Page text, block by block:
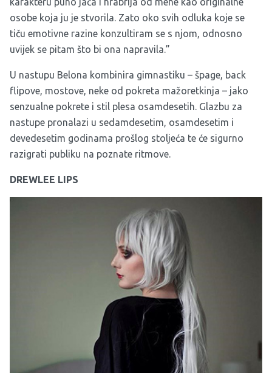
osobe koja ju je stvorila. Zato oko svih odluka koje se
tiču emotivne razine konzultiram se s njom, odnosno
uvijek se pitam što bi ona napravila.”
U nastupu Belona kombinira gimnastiku – špage, back
flipove, mostove, neke od pokreta mažoretkinja – jako
senzualne pokrete i stil plesa osamdesetih. Glazbu za
nastupe pronalazi u sedamdesetim, osamdesetim i
devedesetim godinama prošlog stoljeća te će sigurno
razigrati publiku na poznate ritmove.
DREWLEE LIPS